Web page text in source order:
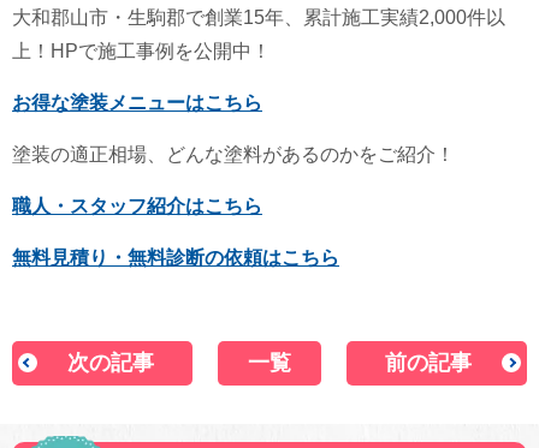
大和郡山市・生駒郡で創業15年、累計施工実績2,000件以
上！HPで施工事例を公開中！
お得な塗装メニューはこちら
塗装の適正相場、どんな塗料があるのかをご紹介！
職人・スタッフ紹介はこちら
無料見積り・無料診断の依頼はこちら
次の記事 一覧 前の記事